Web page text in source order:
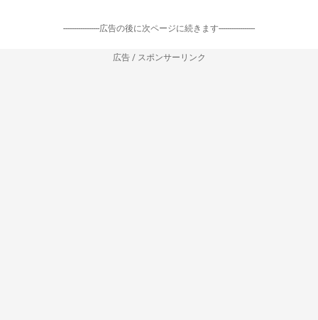
-----------------広告の後に次ページに続きます-----------------
広告 / スポンサーリンク